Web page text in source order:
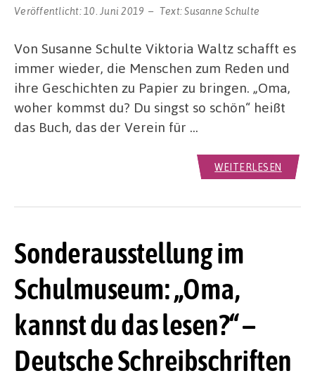
Veröffentlicht: 10. Juni 2019 Text:Susanne Schulte
Von Susanne Schulte Viktoria Waltz schafft es
immer wieder, die Menschen zum Reden und
ihre Geschichten zu Papier zu bringen. „Oma,
woher kommst du? Du singst so schön“ heißt
das Buch, das der Verein für …
WEITERLESEN
Sonderausstellung im
Schulmuseum: „Oma,
kannst du das lesen?“ –
Deutsche Schreibschriften